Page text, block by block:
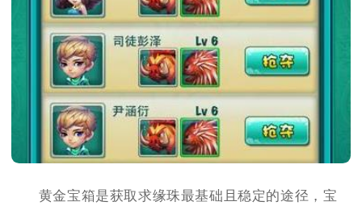
黄金宝箱是获取求缘珠最基础且稳定的途径，宝